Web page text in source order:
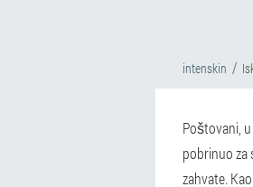
intenskin
Poštovani,
pobrinuo za
zahvate.